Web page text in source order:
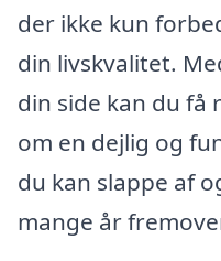
der ikke kun
din livskvalitet.
din side kan du få
om en dejlig og
du kan slappe af
mange år